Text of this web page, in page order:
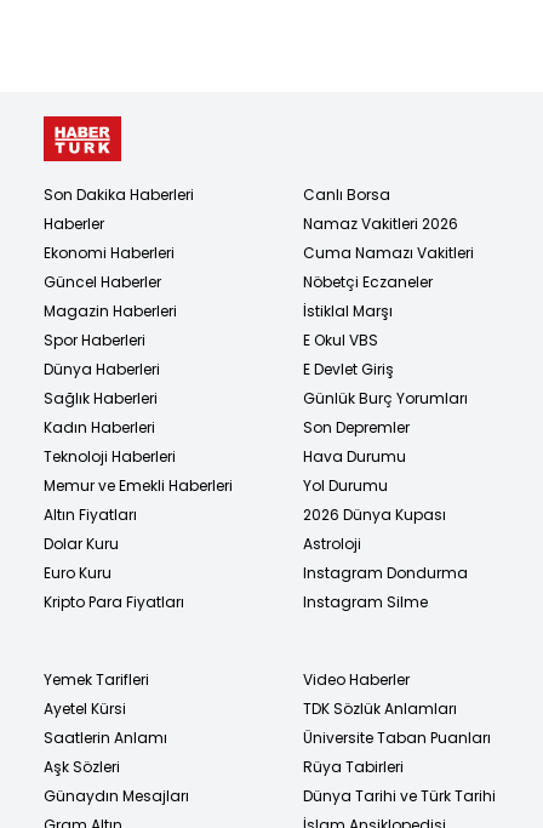
Son Dakika Haberleri
Haberler
Ekonomi Haberleri
Güncel Haberler
Magazin Haberleri
Spor Haberleri
Dünya Haberleri
Sağlık Haberleri
Kadın Haberleri
Teknoloji Haberleri
Memur ve Emekli Haberleri
Altın Fiyatları
Dolar Kuru
Euro Kuru
Kripto Para Fiyatları
Canlı Borsa
Namaz Vakitleri 2026
Cuma Namazı Vakitleri
Nöbetçi Eczaneler
İstiklal Marşı
E Okul VBS
E Devlet Giriş
Günlük Burç Yorumları
Son Depremler
Hava Durumu
Yol Durumu
2026 Dünya Kupası
Astroloji
Instagram Dondurma
Instagram Silme
Yemek Tarifleri
Ayetel Kürsi
Saatlerin Anlamı
Aşk Sözleri
Günaydın Mesajları
Video Haberler
TDK Sözlük Anlamları
Üniversite Taban Puanları
Rüya Tabirleri
Dünya Tarihi ve Türk Tarihi